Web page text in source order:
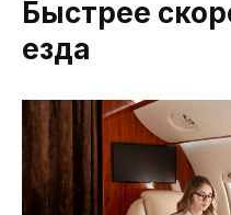
Быстрее
езда